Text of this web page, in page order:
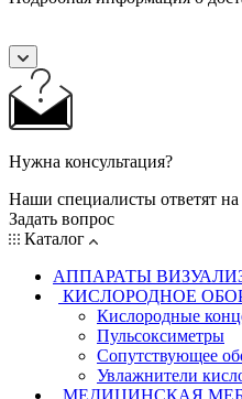
Нужна консультация?
Наши специалисты ответят
Задать вопрос
Каталог
АППАРАТЫ
КИСЛОРОДНОЕ
Кислородные
Пульсоксиметры
Сопутствующее
Увлажнители